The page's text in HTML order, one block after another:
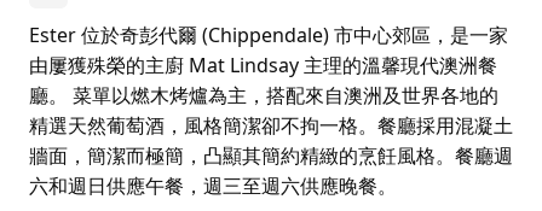
Ester 位於奇彭代爾 (Chippendale) 市中心郊區，是一家
由屢獲殊榮的主廚 Mat Lindsay 主理的溫馨現代澳洲餐
廳。 菜單以燃木烤爐為主，搭配來自澳洲及世界各地的
精選天然葡萄酒，風格簡潔卻不拘一格。餐廳採用混凝土
牆面，簡潔而極簡，凸顯其簡約精緻的烹飪風格。餐廳週
六和週日供應午餐，週三至週六供應晚餐。